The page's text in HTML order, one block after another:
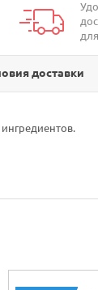
доставки